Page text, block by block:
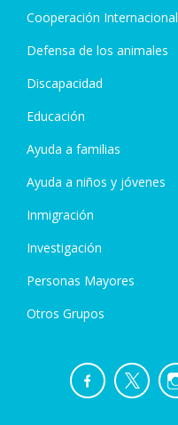
Cooperación Internacional
Defensa de los animales
Discapacidad
Educación
Ayuda a familias
Ayuda a niños y jóvenes
Inmigración
Investigación
Personas Mayores
Otros Grupos